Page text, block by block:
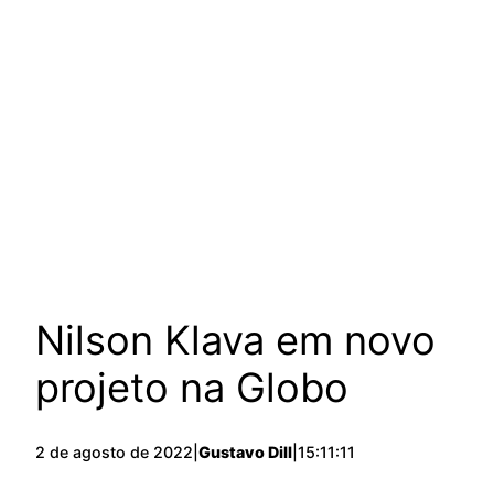
Nilson Klava em novo
projeto na Globo
2 de agosto de 2022 Gustavo Dill 15:11:11